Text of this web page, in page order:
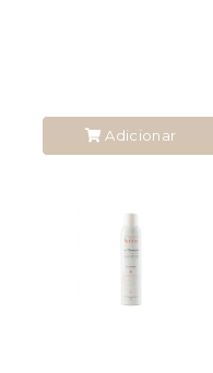
Adicionar